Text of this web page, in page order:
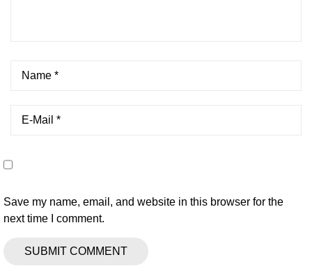
Save my name, email, and website in this browser for the
next time I comment.